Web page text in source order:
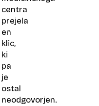
centra
prejela
en
klic,
ki
pa
je
ostal
neodgovorjen.